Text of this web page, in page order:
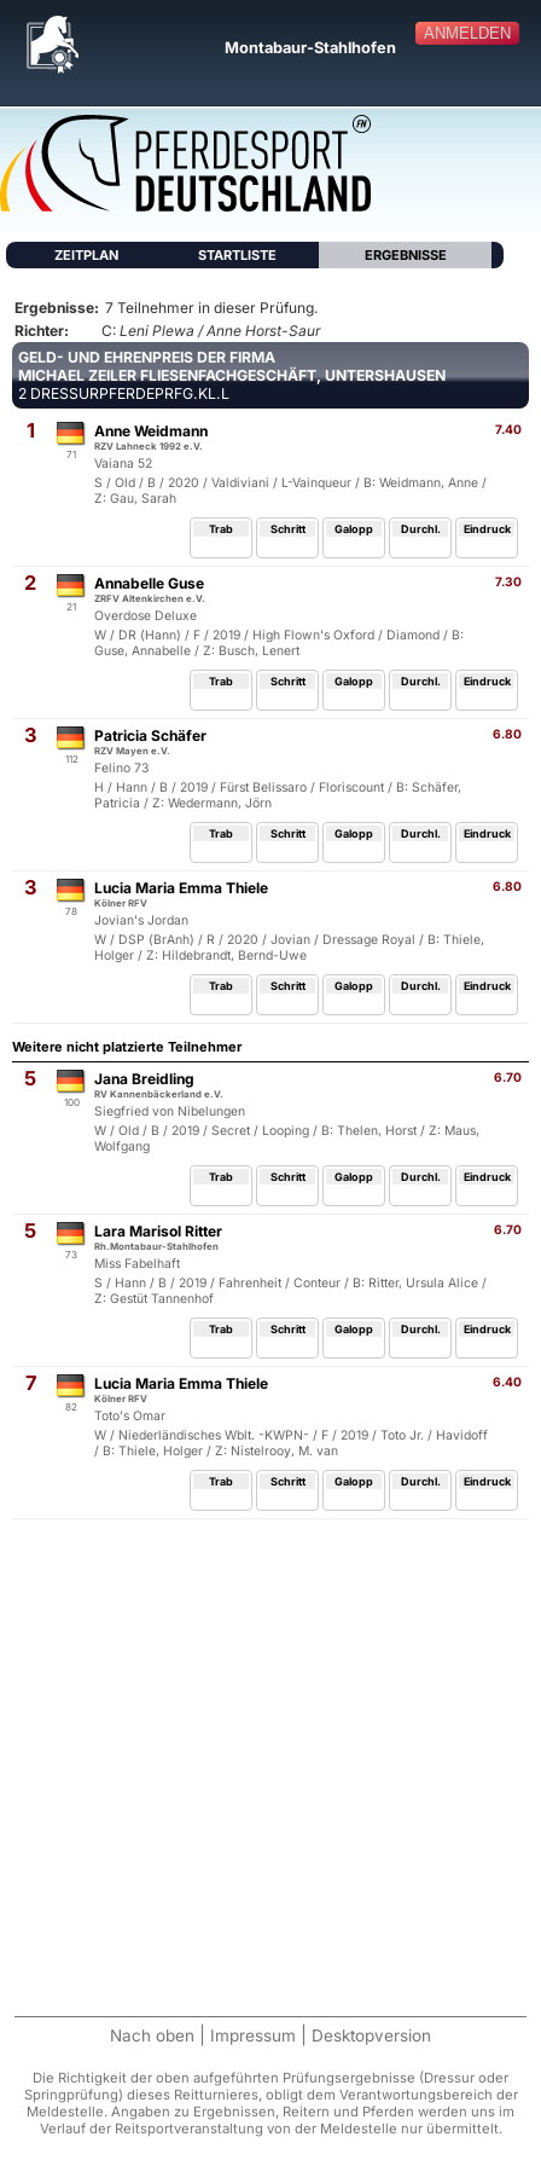
ANMELDEN
Montabaur-Stahlhofen
ZEITPLAN STARTLISTE ERGEBNISSE
Ergebnisse: 7 Teilnehmer in dieser Prüfung.
Richter:
C: Leni Plewa / Anne Horst-Saur
GELD- UND EHRENPREIS DER FIRMA
MICHAEL ZEILER FLIESENFACHGESCHÄFT, UNTERSHAUSEN
2 DRESSURPFERDEPRFG.KL.L
1
71
7.40
Anne Weidmann
RZV Lahneck 1992 e.V.
Vaiana 52
S / Old / B / 2020 / Valdiviani / L-Vainqueur / B: Weidmann, Anne /
Z: Gau, Sarah
Eindruck
Durchl.
Galopp
Schritt
Trab
2
21
7.30
Annabelle Guse
ZRFV Altenkirchen e.V.
Overdose Deluxe
W / DR (Hann) / F / 2019 / High Flown's Oxford / Diamond / B:
Guse, Annabelle / Z: Busch, Lenert
Eindruck
Durchl.
Galopp
Schritt
Trab
3
112
6.80
Patricia Schäfer
RZV Mayen e.V.
Felino 73
H / Hann / B / 2019 / Fürst Belissaro / Floriscount / B: Schäfer,
Patricia / Z: Wedermann, Jörn
Eindruck
Durchl.
Galopp
Schritt
Trab
3
78
6.80
Lucia Maria Emma Thiele
Kölner RFV
Jovian's Jordan
W / DSP (BrAnh) / R / 2020 / Jovian / Dressage Royal / B: Thiele,
Holger / Z: Hildebrandt, Bernd-Uwe
Eindruck
Durchl.
Galopp
Schritt
Trab
Weitere nicht platzierte Teilnehmer
5
100
6.70
Jana Breidling
RV Kannenbäckerland e.V.
Siegfried von Nibelungen
W / Old / B / 2019 / Secret / Looping / B: Thelen, Horst / Z: Maus,
Wolfgang
Eindruck
Durchl.
Galopp
Schritt
Trab
5
73
6.70
Lara Marisol Ritter
Rh.Montabaur-Stahlhofen
Miss Fabelhaft
S / Hann / B / 2019 / Fahrenheit / Conteur / B: Ritter, Ursula Alice /
Z: Gestüt Tannenhof
Eindruck
Durchl.
Galopp
Schritt
Trab
7
82
6.40
Lucia Maria Emma Thiele
Kölner RFV
Toto's Omar
W / Niederländisches Wblt. -KWPN- / F / 2019 / Toto Jr. / Havidoff
/ B: Thiele, Holger / Z: Nistelrooy, M. van
Eindruck
Durchl.
Galopp
Schritt
Trab
Nach oben Impressum Desktopversion
Die Richtigkeit der oben aufgeführten Prüfungsergebnisse (Dressur oder
Springprüfung) dieses Reitturnieres, obligt dem Verantwortungsbereich der
Meldestelle. Angaben zu Ergebnissen, Reitern und Pferden werden uns im
Verlauf der Reitsportveranstaltung von der Meldestelle nur übermittelt.